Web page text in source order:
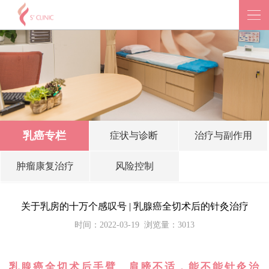
乳癌专栏 症状与诊断 治疗与副作用
肿瘤康复治疗 风险控制
关于乳房的十万个感叹号 | 乳腺癌全切术后的针灸治疗
时间：2022-03-19 浏览量：3013
乳腺癌全切术后手臂、肩膀不适，能不能针灸治